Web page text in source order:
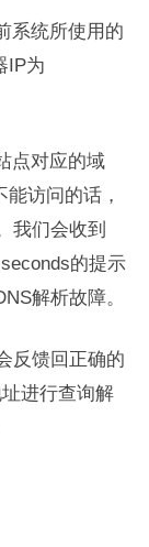
统所使用的
IP为
对应的域
访问的话，
我们会收到
的提示
解析故障。
馈回正确的
进行查询解